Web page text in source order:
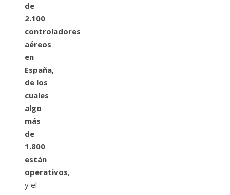
de
2.100
controladores
aéreos
en
España,
de los
cuales
algo
más
de
1.800
están
operativos,
y el